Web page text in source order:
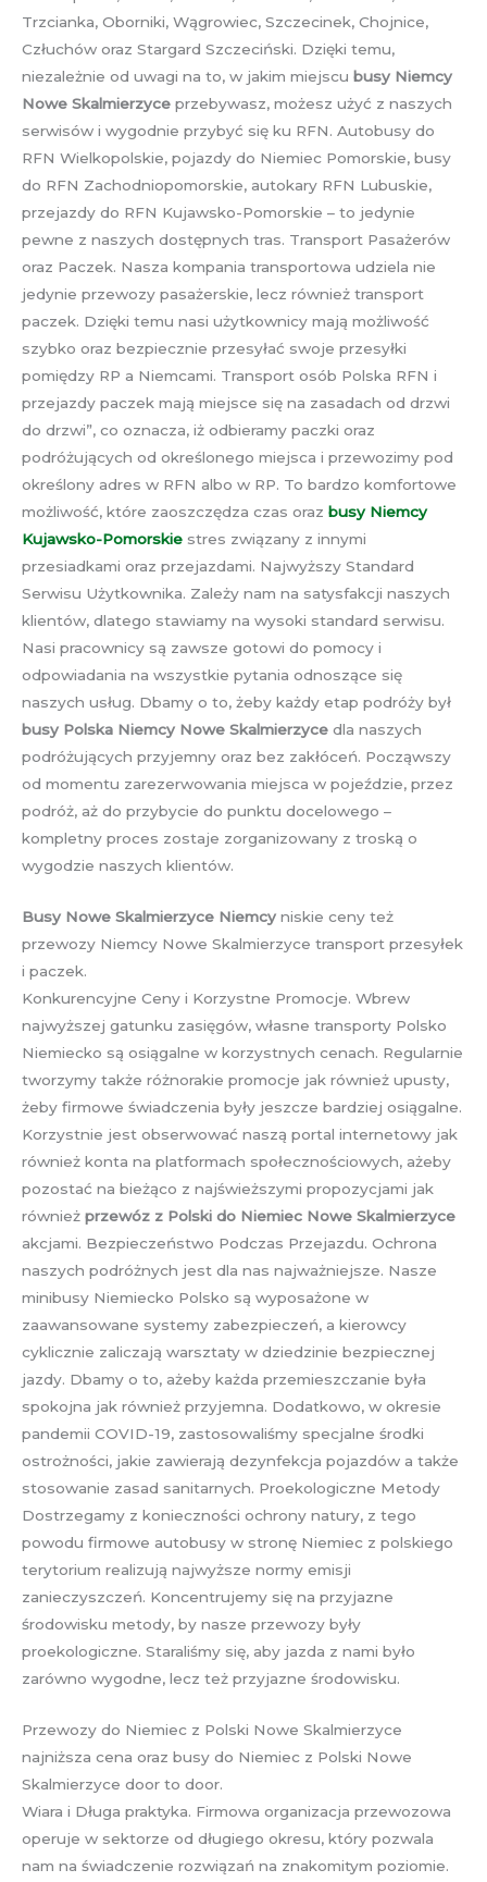
Trzcianka, Oborniki, Wągrowiec, Szczecinek, Chojnice,
Człuchów oraz Stargard Szczeciński. Dzięki temu,
niezależnie od uwagi na to, w jakim miejscu busy Niemcy
Nowe Skalmierzyce przebywasz, możesz użyć z naszych
serwisów i wygodnie przybyć się ku RFN. Autobusy do
RFN Wielkopolskie, pojazdy do Niemiec Pomorskie, busy
do RFN Zachodniopomorskie, autokary RFN Lubuskie,
przejazdy do RFN Kujawsko-Pomorskie – to jedynie
pewne z naszych dostępnych tras. Transport Pasażerów
oraz Paczek. Nasza kompania transportowa udziela nie
jedynie przewozy pasażerskie, lecz również transport
paczek. Dzięki temu nasi użytkownicy mają możliwość
szybko oraz bezpiecznie przesyłać swoje przesyłki
pomiędzy RP a Niemcami. Transport osób Polska RFN i
przejazdy paczek mają miejsce się na zasadach od drzwi
do drzwi”, co oznacza, iż odbieramy paczki oraz
podróżujących od określonego miejsca i przewozimy pod
określony adres w RFN albo w RP. To bardzo komfortowe
możliwość, które zaoszczędza czas oraz busy Niemcy
Kujawsko-Pomorskie stres związany z innymi
przesiadkami oraz przejazdami. Najwyższy Standard
Serwisu Użytkownika. Zależy nam na satysfakcji naszych
klientów, dlatego stawiamy na wysoki standard serwisu.
Nasi pracownicy są zawsze gotowi do pomocy i
odpowiadania na wszystkie pytania odnoszące się
naszych usług. Dbamy o to, żeby każdy etap podróży był
busy Polska Niemcy Nowe Skalmierzyce dla naszych
podróżujących przyjemny oraz bez zakłóceń. Począwszy
od momentu zarezerwowania miejsca w pojeździe, przez
podróż, aż do przybycie do punktu docelowego –
kompletny proces zostaje zorganizowany z troską o
wygodzie naszych klientów.
Busy Nowe Skalmierzyce Niemcy niskie ceny też
przewozy Niemcy Nowe Skalmierzyce transport przesyłek
i paczek.
Konkurencyjne Ceny i Korzystne Promocje. Wbrew
najwyższej gatunku zasięgów, własne transporty Polsko
Niemiecko są osiągalne w korzystnych cenach. Regularnie
tworzymy także różnorakie promocje jak również upusty,
żeby firmowe świadczenia były jeszcze bardziej osiągalne.
Korzystnie jest obserwować naszą portal internetowy jak
również konta na platformach społecznościowych, ażeby
pozostać na bieżąco z najświeższymi propozycjami jak
również przewóz z Polski do Niemiec Nowe Skalmierzyce
akcjami. Bezpieczeństwo Podczas Przejazdu. Ochrona
naszych podróżnych jest dla nas najważniejsze. Nasze
minibusy Niemiecko Polsko są wyposażone w
zaawansowane systemy zabezpieczeń, a kierowcy
cyklicznie zaliczają warsztaty w dziedzinie bezpiecznej
jazdy. Dbamy o to, ażeby każda przemieszczanie była
spokojna jak również przyjemna. Dodatkowo, w okresie
pandemii COVID-19, zastosowaliśmy specjalne środki
ostrożności, jakie zawierają dezynfekcja pojazdów a także
stosowanie zasad sanitarnych. Proekologiczne Metody
Dostrzegamy z konieczności ochrony natury, z tego
powodu firmowe autobusy w stronę Niemiec z polskiego
terytorium realizują najwyższe normy emisji
zanieczyszczeń. Koncentrujemy się na przyjazne
środowisku metody, by nasze przewozy były
proekologiczne. Staraliśmy się, aby jazda z nami było
zarówno wygodne, lecz też przyjazne środowisku.
Przewozy do Niemiec z Polski Nowe Skalmierzyce
najniższa cena oraz busy do Niemiec z Polski Nowe
Skalmierzyce door to door.
Wiara i Długa praktyka. Firmowa organizacja przewozowa
operuje w sektorze od długiego okresu, który pozwala
nam na świadczenie rozwiązań na znakomitym poziomie.